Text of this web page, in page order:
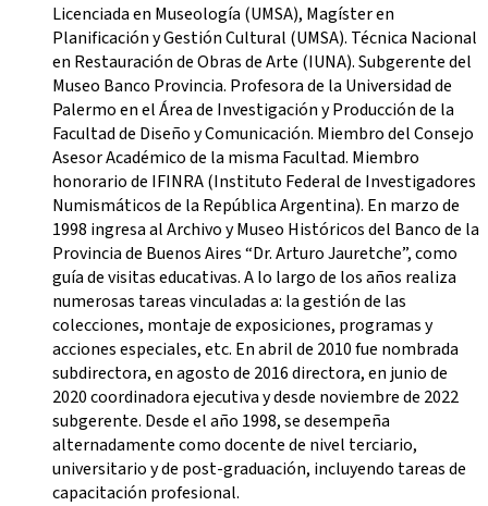
Licenciada en Museología (UMSA), Magíster en
Planificación y Gestión Cultural (UMSA). Técnica Nacional
en Restauración de Obras de Arte (IUNA). Subgerente del
Museo Banco Provincia. Profesora de la Universidad de
Palermo en el Área de Investigación y Producción de la
Facultad de Diseño y Comunicación. Miembro del Consejo
Asesor Académico de la misma Facultad. Miembro
honorario de IFINRA (Instituto Federal de Investigadores
Numismáticos de la República Argentina). En marzo de
1998 ingresa al Archivo y Museo Históricos del Banco de la
Provincia de Buenos Aires “Dr. Arturo Jauretche”, como
guía de visitas educativas. A lo largo de los años realiza
numerosas tareas vinculadas a: la gestión de las
colecciones, montaje de exposiciones, programas y
acciones especiales, etc. En abril de 2010 fue nombrada
subdirectora, en agosto de 2016 directora, en junio de
2020 coordinadora ejecutiva y desde noviembre de 2022
subgerente. Desde el año 1998, se desempeña
alternadamente como docente de nivel terciario,
universitario y de post-graduación, incluyendo tareas de
capacitación profesional.